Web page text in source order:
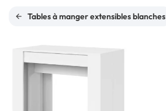
Tables à manger extensibles blanches